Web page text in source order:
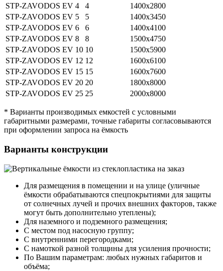
STP-ZAVODOS EV 4
4
1400x2800
STP-ZAVODOS EV 5
5
1400х3450
STP-ZAVODOS EV 6
6
1400х4100
STP-ZAVODOS EV 8
8
1500х4750
STP-ZAVODOS EV 10 10
1500х5900
STP-ZAVODOS EV 12 12
1600х6100
STP-ZAVODOS EV 15 15
1600х7600
STP-ZAVODOS EV 20 20
1800х8000
STP-ZAVODOS EV 25 25 2000х8000
* Варианты производимых емкостей с условными
габаритными размерами, точные габариты согласовываются
при оформлении запроса на ёмкость
Варианты конструкции
Для размещения в помещении и на улице (уличные
ёмкости обрабатываются спецпокрытиями для защиты
от солнечных лучей и прочих внешних факторов, также
могут быть дополнительно утеплены);
Для наземного и подземного размещения;
С местом под насосную группу;
С внутренними перегородками;
С намоткой разной толщины для усиления прочности;
По Вашим параметрам: любых нужных габаритов и
объёма;